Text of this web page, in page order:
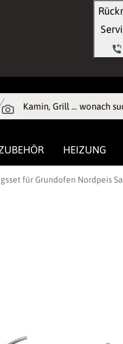
HEIZUNG
für Grundofen Nordpeis